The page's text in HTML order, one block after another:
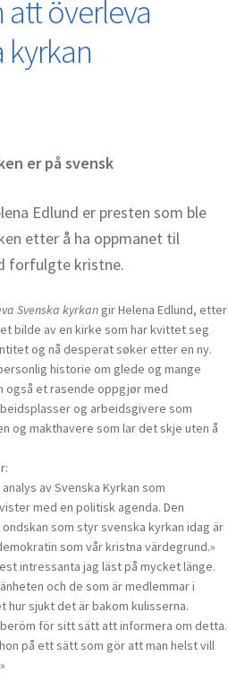
att överleva
kyrkan
er på svensk
Edlund er presten som ble
etter å ha oppmanet til
forfulgte kristne.
Svenska kyrkan gir Helena Edlund, etter
bilde av en kirke som har kvittet seg
og nå desperat søker etter en ny.
historie om glede og mange
også et rasende oppgjør med
og arbeidsgivere som
og makthavere som lar det skje uten å
av Svenska Kyrkan som
med en politisk agenda. Den
som styr svenska kyrkan idag är
som vår kristna värdegrund.»
intressanta jag läst på mycket länge.
och de som är medlemmar i
hur sjukt det är bakom kulisserna.
för sitt sätt att informera om detta.
på ett sätt som gör att man helst vill